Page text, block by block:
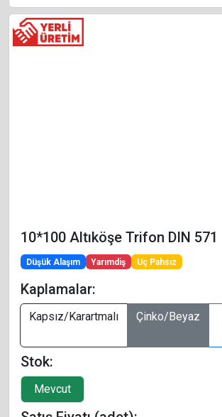
10*100 Altıköşe Trifon DIN 571
Düşük Alaşım Yarımdiş Uç Pahsız
Kaplamalar:
Kapsız/Karartmalı Çinko/Beyaz
Stok: